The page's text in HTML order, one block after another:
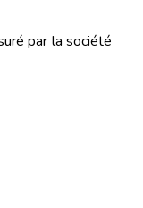
par la société